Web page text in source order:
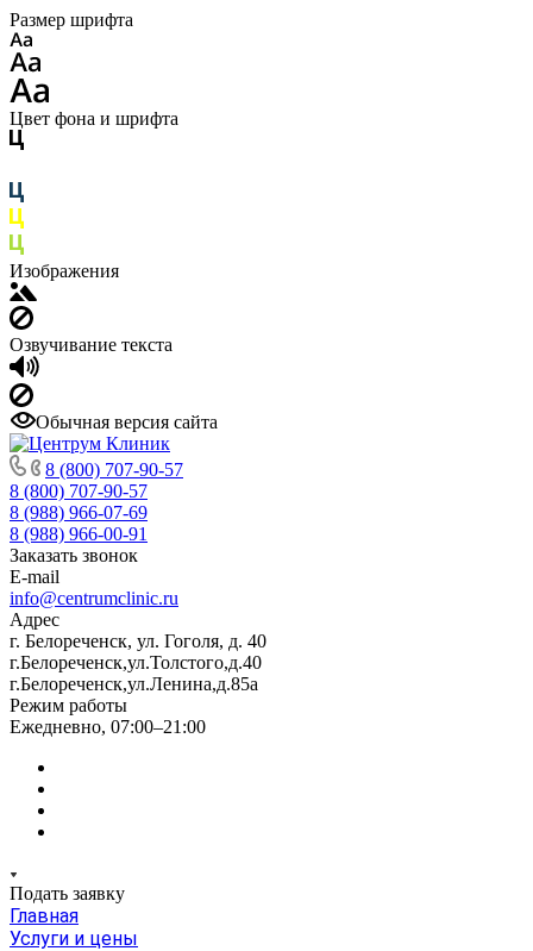
Размер шрифта
Цвет фона и шрифта
Изображения
Озвучивание текста
Обычная версия сайта
8 (800) 707-90-57
8 (800) 707-90-57
8 (988) 966-07-69
8 (988) 966-00-91
Заказать звонок
E-mail
info@centrumclinic.ru
Адрес
г. Белореченск, ул. Гоголя, д. 40
г.Белореченск,ул.Толстого,д.40
г.Белореченск,ул.Ленина,д.85а
Режим работы
Ежедневно, 07:00–21:00
Подать заявку
Главная
Услуги и цены